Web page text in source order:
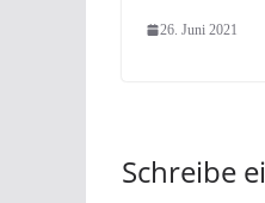
26. Juni 2021
Schreibe